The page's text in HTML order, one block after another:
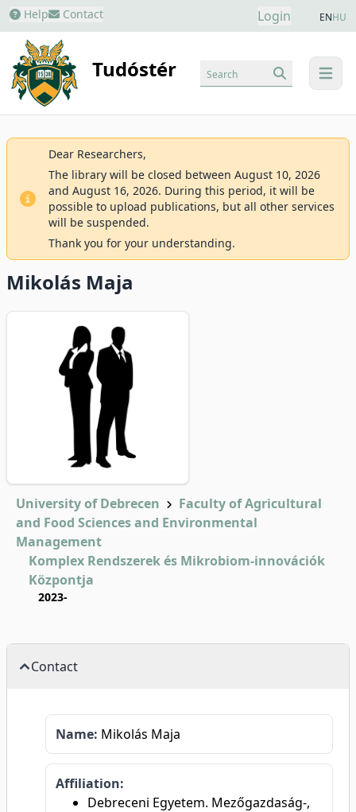
Help Contact Login ENHU
Tudóstér menu
Search
Dear Researchers,
The library will be closed between August 10, 2026
and August 16, 2026. During this period, it will be
possible to upload publications, but all other services
will be suspended.
Thank you for your understanding.
Mikolás Maja
University of Debrecen
Faculty of Agricultural
and Food Sciences and Environmental
Management
Komplex Rendszerek és Mikrobiom-innovációk
Központja
2023-
Contact
Name: Mikolás Maja
Affiliation:
Debreceni Egyetem. Mezőgazdaság-,